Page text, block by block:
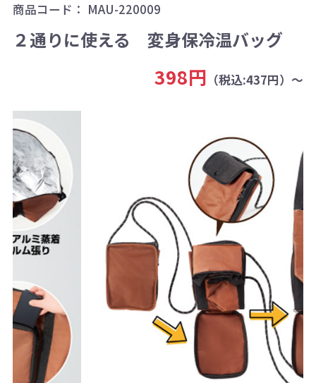
商品コード： MAU-220009
２通りに使える 変身保冷温バッグ
398円 （税込:437円）～